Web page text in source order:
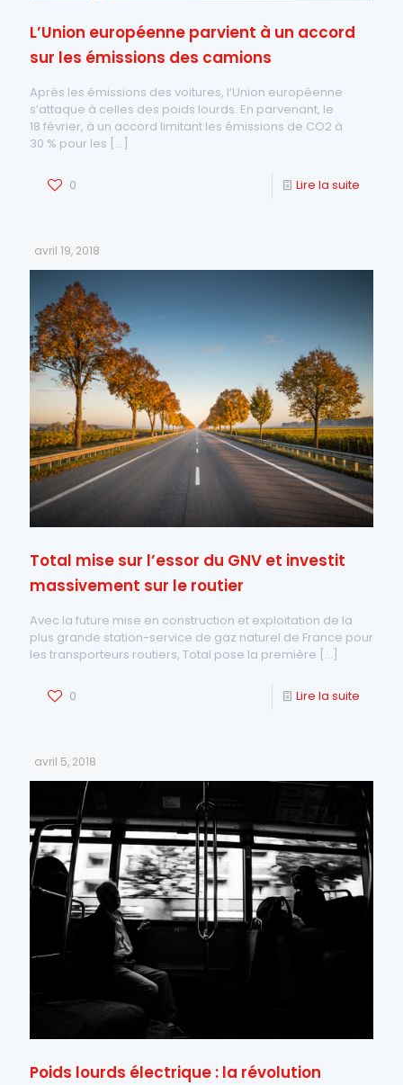
L’Union européenne parvient à un accord
sur les émissions des camions
Après les émissions des voitures, l’Union européenne
s’attaque à celles des poids lourds. En parvenant, le
18 février, à un accord limitant les émissions de CO2 à
30 % pour les […]
0 Lire la suite
avril 19, 2018
Total mise sur l’essor du GNV et investit
massivement sur le routier
Avec la future mise en construction et exploitation de la
plus grande station-service de gaz naturel de France pour
les transporteurs routiers, Total pose la première […]
0 Lire la suite
avril 5, 2018
Poids lourds électrique : la révolution